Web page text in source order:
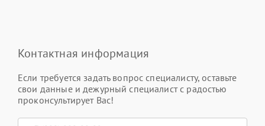
Контактная информация
Если требуется задать вопрос специалисту, оставьте
свои данные и дежурный специалист с радостью
проконсультирует Вас!